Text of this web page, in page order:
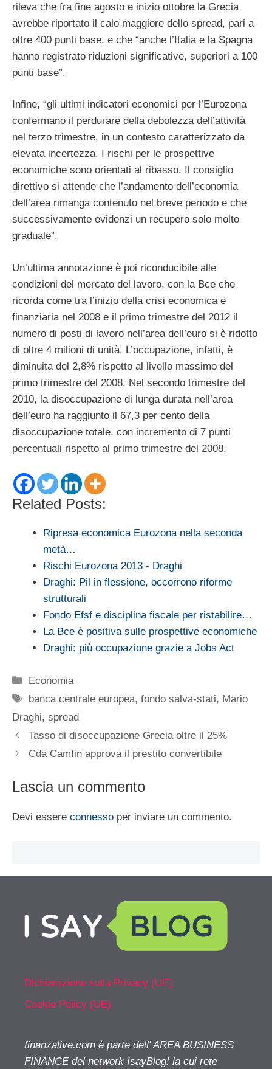
rileva che fra fine agosto e inizio ottobre la Grecia
avrebbe riportato il calo maggiore dello spread, pari a
oltre 400 punti base, e che “anche l’Italia e la Spagna
hanno registrato riduzioni significative, superiori a 100
punti base”.
Infine, “gli ultimi indicatori economici per l’Eurozona
confermano il perdurare della debolezza dell’attività
nel terzo trimestre, in un contesto caratterizzato da
elevata incertezza. I rischi per le prospettive
economiche sono orientati al ribasso. Il consiglio
direttivo si attende che l’andamento dell’economia
dell’area rimanga contenuto nel breve periodo e che
successivamente evidenzi un recupero solo molto
graduale”.
Un’ultima annotazione è poi riconducibile alle
condizioni del mercato del lavoro, con la Bce che
ricorda come tra l’inizio della crisi economica e
finanziaria nel 2008 e il primo trimestre del 2012 il
numero di posti di lavoro nell’area dell’euro si è ridotto
di oltre 4 milioni di unità. L’occupazione, infatti, è
diminuita del 2,8% rispetto al livello massimo del
primo trimestre del 2008. Nel secondo trimestre del
2010, la disoccupazione di lunga durata nell’area
dell’euro ha raggiunto il 67,3 per cento della
disoccupazione totale, con incremento di 7 punti
percentuali rispetto al primo trimestre del 2008.
Related Posts:
Ripresa economica Eurozona nella seconda
metà…
Rischi Eurozona 2013 - Draghi
Draghi: Pil in flessione, occorrono riforme
strutturali
Fondo Efsf e disciplina fiscale per ristabilire…
La Bce è positiva sulle prospettive economiche
Draghi: più occupazione grazie a Jobs Act
Categorie
Economia
Tag
banca centrale europea,fondo salva-stati, Mario
Draghi, spread
Tasso di disoccupazione Grecia oltre il 25%
Cda Camfin approva il prestito convertibile
Lascia un commento
Devi essere connesso per inviare un commento.
Dichiarazione sulla Privacy (UE)
Cookie Policy (UE)
finanzalive.com è parte dell' AREA BUSINESS
FINANCE del network IsayBlog! la cui rete